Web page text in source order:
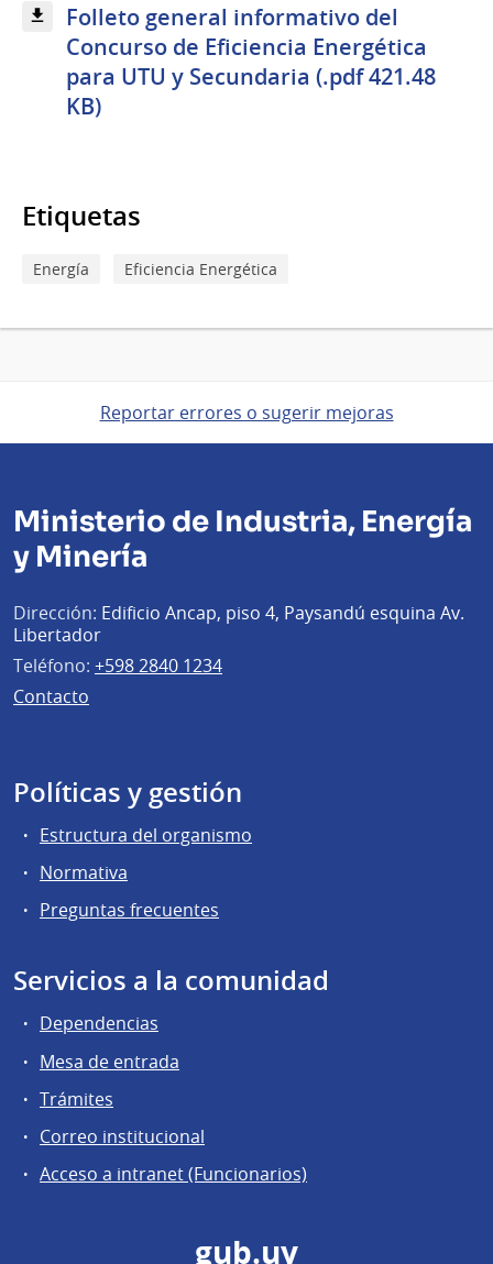
Folleto general informativo del
Concurso de Eficiencia Energética
para UTU y Secundaria (.pdf 421.48
KB)
Etiquetas
Energía Eficiencia Energética
Reportar errores o sugerir mejoras
Ministerio de Industria, Energía
y Minería
Dirección: Edificio Ancap, piso 4, Paysandú esquina Av.
Libertador
Teléfono: +598 2840 1234
Contacto
Políticas y gestión
Estructura del organismo
Normativa
Preguntas frecuentes
Servicios a la comunidad
Dependencias
Mesa de entrada
Trámites
Correo institucional
Acceso a intranet (Funcionarios)
gub.uy